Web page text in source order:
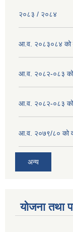
२०८३ / २०८४
आ.व. २०८३०८४ को
आ.व. २०८२-०८३ को
आ.व. २०८२-०८३ को
आ.व. २०७९/८० को
अन्य
योजना तथा